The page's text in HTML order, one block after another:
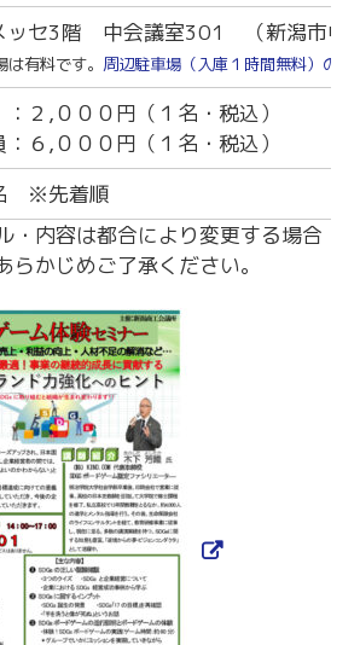
ッセ3階 中会議室301 （新潟市中
有料です。 周辺駐車場（入庫１時間無料）の地
２,０００円（１名・税込）
：６,０００円（１名・税込）
※先着順
・内容は都合により変更する場合
らかじめご了承ください。